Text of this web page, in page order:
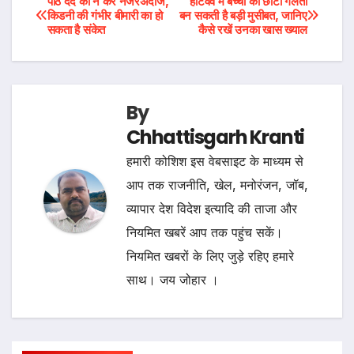
Post
navigation
बन सकती है बड़ी मुसीबत, जानिए
कैसे रखें उनका खास ख्याल
किडनी की गंभीर बीमारी का हो
सकता है संकेत
By
Chhattisgarh Kranti
हमारी कोशिश इस वेबसाइट के माध्यम से
आप तक राजनीति, खेल, मनोरंजन, जॉब,
व्यापार देश विदेश इत्यादि की ताजा और
नियमित खबरें आप तक पहुंच सकें।
नियमित खबरों के लिए जुड़े रहिए हमारे
साथ। जय जोहार ।